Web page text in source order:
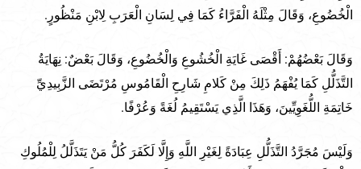
الْخُضُوعِ، وَقَالَ مِثْلَهُ الْفَرَّاءُ كَمَا فِي لِسَانِ الْعَرَبِ لِابْنِ مَنْظُورٍ.
وَقَالَ بَعْضُهُمْ: أَقْصَى غَايَةِ الْخُشُوعِ وَالْخُضُوعِ، وَقَالَ بَعْضٌ: نِهَايَةُ
التَّذَلُّلِ كَمَا يُفْهَمُ ذَلِكَ مِنْ كَلامِ شَارِحِ الْقَامُوسِ مُرْتَضَى الزَّبِيدِيِّ
خَاتِمَةِ اللُّغَوِيِّينَ، وَهَذَا الَّذِي يَسْتَقِيمُ لُغَةً وَعُرْفًا.
وَلَيْسَ مُجَرَّدُ التَّذَلُّلِ عِبَادَةً لِغَيْرِ اللَّهِ وَإِلَّا لَكَفَرَ كُلُّ مَنْ يَتَذَلَّلُ لِلْمُلُوكِ